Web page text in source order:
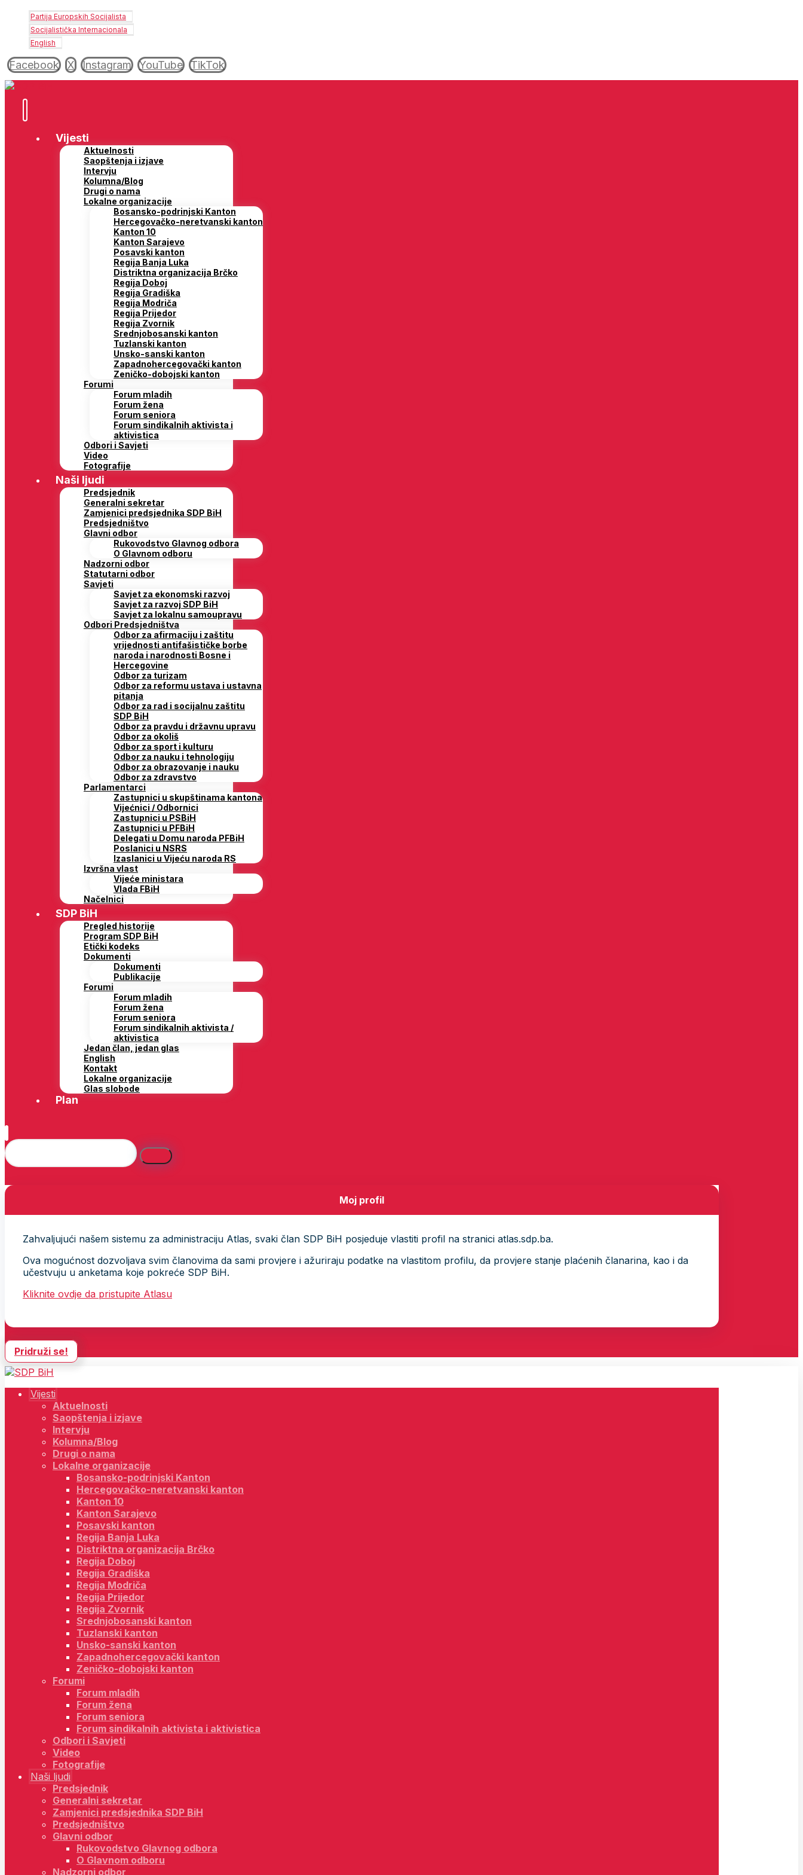
Partija Europskih Socijalista
Socijalistička Internacionala
English
Facebook X Instagram YouTube TikTok
Vijesti
Aktuelnosti
Saopštenja i izjave
Intervju
Kolumna/Blog
Drugi o nama
Lokalne organizacije
Bosansko-podrinjski Kanton
Hercegovačko-neretvanski kanton
Kanton 10
Kanton Sarajevo
Posavski kanton
Regija Banja Luka
Distriktna organizacija Brčko
Regija Doboj
Regija Gradiška
Regija Modriča
Regija Prijedor
Regija Zvornik
Srednjobosanski kanton
Tuzlanski kanton
Unsko-sanski kanton
Zapadnohercegovački kanton
Zeničko-dobojski kanton
Forumi
Forum mladih
Forum žena
Forum seniora
Forum sindikalnih aktivista i
aktivistica
Odbori i Savjeti
Video
Fotografije
Naši ljudi
Predsjednik
Generalni sekretar
Zamjenici predsjednika SDP BiH
Predsjedništvo
Glavni odbor
Rukovodstvo Glavnog odbora
O Glavnom odboru
Nadzorni odbor
Statutarni odbor
Savjeti
Savjet za ekonomski razvoj
Savjet za razvoj SDP BiH
Savjet za lokalnu samoupravu
Odbori Predsjedništva
Odbor za afirmaciju i zaštitu
vrijednosti antifašističke borbe
naroda i narodnosti Bosne i
Hercegovine
Odbor za turizam
Odbor za reformu ustava i ustavna
pitanja
Odbor za rad i socijalnu zaštitu
SDP BiH
Odbor za pravdu i državnu upravu
Odbor za okoliš
Odbor za sport i kulturu
Odbor za nauku i tehnologiju
Odbor za obrazovanje i nauku
Odbor za zdravstvo
Parlamentarci
Zastupnici u skupštinama kantona
Vijećnici / Odbornici
Zastupnici u PSBiH
Zastupnici u PFBiH
Delegati u Domu naroda PFBiH
Poslanici u NSRS
Izaslanici u Vijeću naroda RS
Izvršna vlast
Vijeće ministara
Vlada FBiH
Načelnici
SDP BiH
Pregled historije
Program SDP BiH
Etički kodeks
Dokumenti
Dokumenti
Publikacije
Forumi
Forum mladih
Forum žena
Forum seniora
Forum sindikalnih aktivista /
aktivistica
Jedan član, jedan glas
English
Kontakt
Lokalne organizacije
Glas slobode
Plan
Moj profil
Zahvaljujući našem sistemu za administraciju Atlas, svaki član SDP BiH posjeduje vlastiti profil na stranici atlas.sdp.ba.
Ova mogućnost dozvoljava svim članovima da sami provjere i ažuriraju podatke na vlastitom profilu, da provjere stanje plaćenih članarina, kao i da
učestvuju u anketama koje pokreće SDP BiH.
Kliknite ovdje da pristupite Atlasu
Pridruži se!
Vijesti
Aktuelnosti
Saopštenja i izjave
Intervju
Kolumna/Blog
Drugi o nama
Lokalne organizacije
Bosansko-podrinjski Kanton
Hercegovačko-neretvanski kanton
Kanton 10
Kanton Sarajevo
Posavski kanton
Regija Banja Luka
Distriktna organizacija Brčko
Regija Doboj
Regija Gradiška
Regija Modriča
Regija Prijedor
Regija Zvornik
Srednjobosanski kanton
Tuzlanski kanton
Unsko-sanski kanton
Zapadnohercegovački kanton
Zeničko-dobojski kanton
Forumi
Forum mladih
Forum žena
Forum seniora
Forum sindikalnih aktivista i aktivistica
Odbori i Savjeti
Video
Fotografije
Naši ljudi
Predsjednik
Generalni sekretar
Zamjenici predsjednika SDP BiH
Predsjedništvo
Glavni odbor
Rukovodstvo Glavnog odbora
O Glavnom odboru
Nadzorni odbor